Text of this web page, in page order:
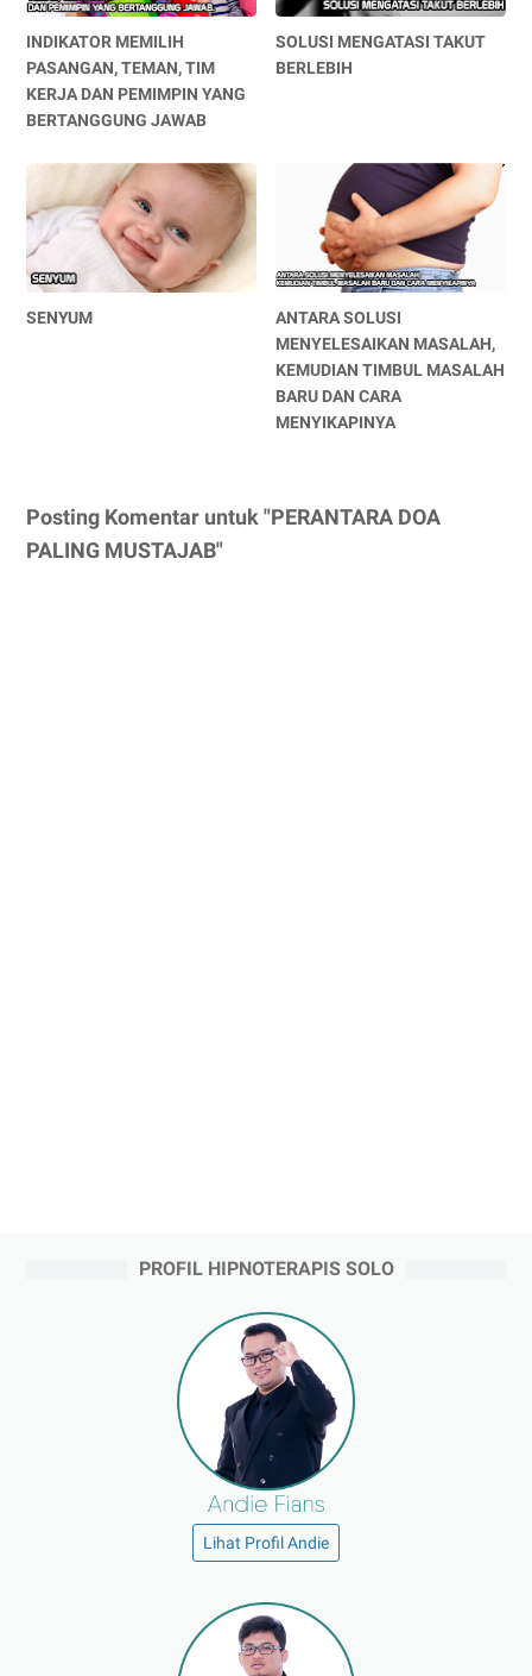
INDIKATOR MEMILIH
PASANGAN, TEMAN, TIM
KERJA DAN PEMIMPIN YANG
BERTANGGUNG JAWAB
SOLUSI MENGATASI TAKUT
BERLEBIH
SENYUM
ANTARA SOLUSI
MENYELESAIKAN MASALAH,
KEMUDIAN TIMBUL MASALAH
BARU DAN CARA
MENYIKAPINYA
Posting Komentar untuk "PERANTARA DOA
PALING MUSTAJAB"
PROFIL HIPNOTERAPIS SOLO
Lihat Profil Andie